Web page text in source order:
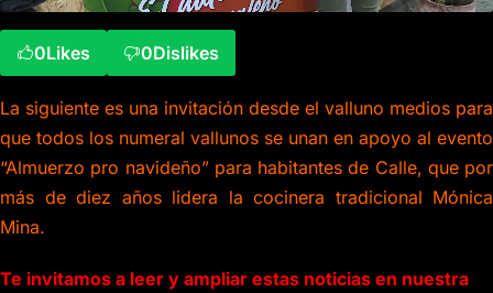
0Likes 0Dislikes
La siguiente es una invitación desde el valluno medios para
que todos los numeral vallunos se unan en apoyo al evento
“Almuerzo pro navideño” para habitantes de Calle, que por
más de diez años lidera la cocinera tradicional Mónica
Mina.
Te invitamos a leer y ampliar estas noticias en nuestra